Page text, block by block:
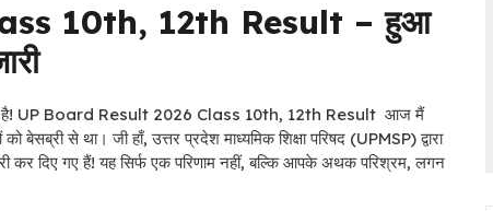
10th, 12th Result – हुआ
है! UP Board Result 2026 Class 10th, 12th Result आज मैं
से था। जी हाँ, उत्तर प्रदेश माध्यमिक शिक्षा परिषद (UPMSP) द्वारा
कर दिए गए हैं! यह सिर्फ एक परिणाम नहीं, बल्कि आपके अथक परिश्रम, लगन